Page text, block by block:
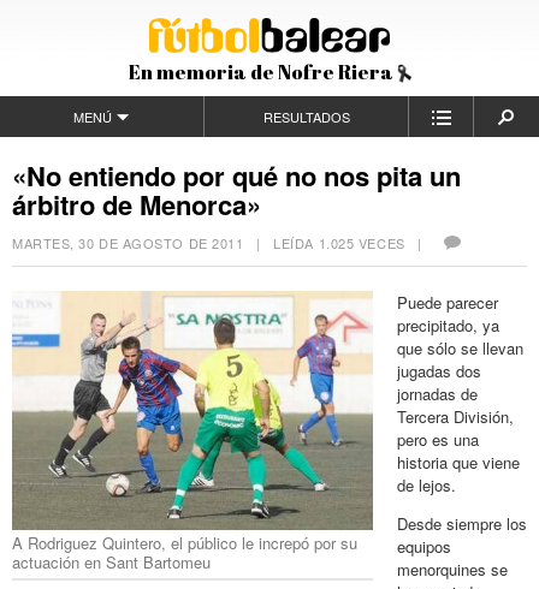
En memoria de Nofre Riera
MENÚ RESULTADOS
«No entiendo por qué no nos pita un
árbitro de Menorca»
MARTES, 30 DE AGOSTO DE 2011 | LEÍDA 1.025 VECES |
A Rodriguez Quintero, el público le increpó por su
actuación en Sant Bartomeu
Puede parecer
precipitado, ya
que sólo se llevan
jugadas dos
jornadas de
Tercera División,
pero es una
historia que viene
de lejos.
Desde siempre los
equipos
menorquines se